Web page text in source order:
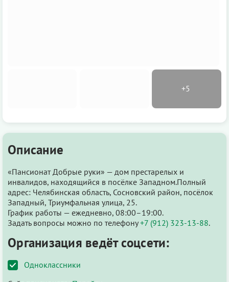
Описание
«Пансионат Добрые руки» — дом престарелых и
инвалидов, находящийся в посёлке Западном.Полный
адрес: Челябинская область, Сосновский район, посёлок
Западный, Триумфальная улица, 25.
График работы — ежедневно, 08:00–19:00.
Задать вопросы можно по телефону+7 (912) 323-13-88.
Организация ведёт соцсети:
Одноклассники